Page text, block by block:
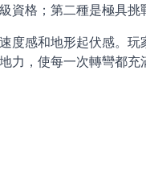
格；第二種是極具挑
度感和地形起伏感。
力，使每一次轉彎都